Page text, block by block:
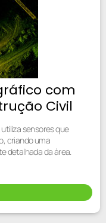
com
Civil
sensores que
criando uma
detalhada da área.